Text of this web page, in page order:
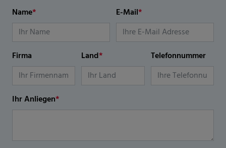
Name* E-Mail*
Firma Land* Telefonnummer
Ihr Anliegen*